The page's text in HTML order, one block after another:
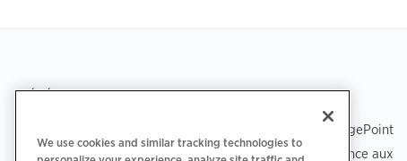
Footer
TÉLÉCHARGEZ L’APPLICATION ASSISTANCE
Assistance ChargePoint
Centre d'assistance aux
We use cookies and similar tracking technologies to